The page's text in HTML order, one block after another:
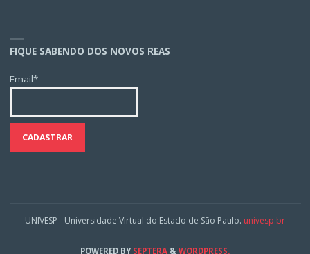
FIQUE SABENDO DOS NOVOS REAS
Email*
UNIVESP - Universidade Virtual do Estado de São Paulo. univesp.br
POWERED BYSEPTERA & WORDPRESS.